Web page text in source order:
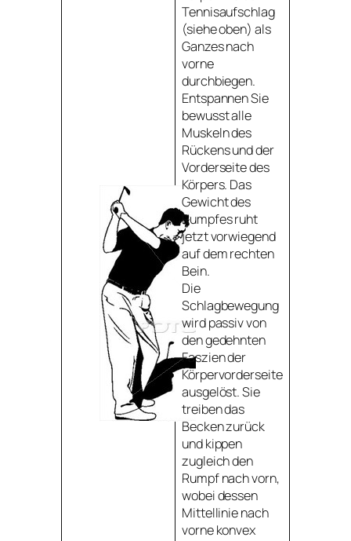
Tennisaufschlag
(siehe oben) als
Ganzes nach
vorne
durchbiegen.
Entspannen Sie
bewusst alle
Muskeln des
Rückens und der
Vorderseite des
Körpers. Das
Gewicht des
Rumpfes ruht
jetzt vorwiegend
auf dem rechten
Bein.
Die
Schlagbewegung
wird passiv von
den gedehnten
Faszien der
Körpervorderseite
ausgelöst. Sie
treiben das
Becken zurück
und kippen
zugleich den
Rumpf nach vorn,
wobei dessen
Mittellinie nach
vorne konvex